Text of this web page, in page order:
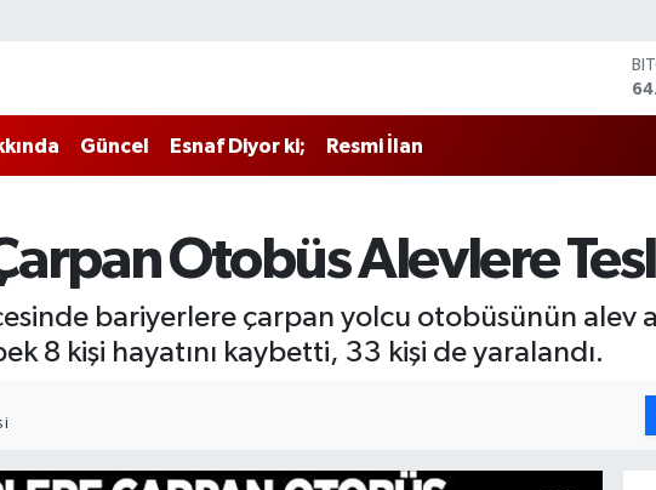
Güncel Esnaf Diyor ki; Resmi İlan
Otobüs Alevlere
bariyerlere çarpan yolcu otobüsünün alev
8 kişi hayatını kaybetti, 33 kişi de yaralandı.